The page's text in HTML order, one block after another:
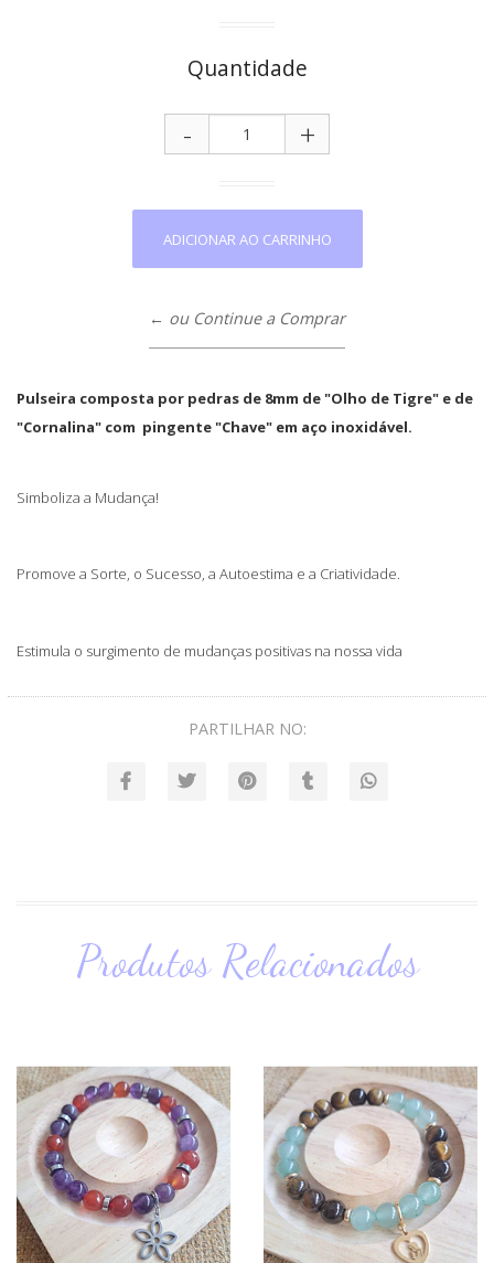
Quantidade
+
-
← ou Continue a Comprar
Pulseira composta por pedras de 8mm de "Olho de Tigre" e de
"Cornalina" com pingente "Chave" em aço inoxidável.
Simboliza a Mudança!
Promove a Sorte, o Sucesso, a Autoestima e a Criatividade.
Estimula o surgimento de mudanças positivas na nossa vida
PARTILHAR NO:
Produtos Relacionados